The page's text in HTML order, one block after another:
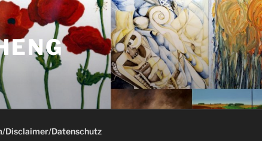
Disclaimer/Datenschutz